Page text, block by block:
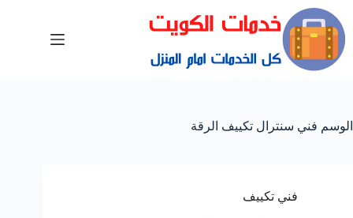
الوسم فني سنترال تكييف الرقة
فني تكييف